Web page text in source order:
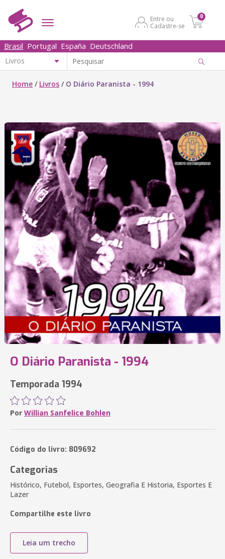
Entre ou
Cadastre-se
0
Brasil Portugal España Deutschland
Home / Livros / O Diário Paranista - 1994
O Diário Paranista - 1994
Temporada 1994
Por Willian Sanfelice Bohlen
Código do livro: 809692
Categorias
Histórico, Futebol, Esportes, Geografia E Historia, Esportes E
Lazer
Compartilhe este livro
Leia um trecho